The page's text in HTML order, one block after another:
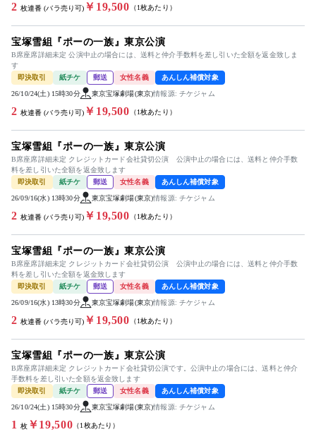
2 枚連番 (バラ売り可) ￥19,500 （1枚あたり）
宝塚雪組『ポーの一族』東京公演
B席座席詳細未定 公演中止の場合には、送料と仲介手数料を差し引いた全額を返金致しま
す
即決取引
紙チケ 郵送 女性名義 あんしん補償対象
26/10/24(土) 15時30分 東京宝塚劇場(東京)情報源: チケジャム
2 枚連番 (バラ売り可) ￥19,500 （1枚あたり）
宝塚雪組『ポーの一族』東京公演
B席座席詳細未定 クレジットカード会社貸切公演 公演中止の場合には、送料と仲介手数
料を差し引いた全額を返金致します
即決取引
紙チケ 郵送 女性名義 あんしん補償対象
26/09/16(水) 13時30分 東京宝塚劇場(東京)情報源: チケジャム
2 枚連番 (バラ売り可) ￥19,500 （1枚あたり）
宝塚雪組『ポーの一族』東京公演
B席座席詳細未定 クレジットカード会社貸切公演 公演中止の場合には、送料と仲介手数
料を差し引いた全額を返金致します
即決取引
紙チケ 郵送 女性名義 あんしん補償対象
26/09/16(水) 13時30分 東京宝塚劇場(東京)情報源: チケジャム
2 枚連番 (バラ売り可) ￥19,500 （1枚あたり）
宝塚雪組『ポーの一族』東京公演
B席座席詳細未定 クレジットカード会社貸切公演です。公演中止の場合には、送料と仲介
手数料を差し引いた全額を返金致します
即決取引
紙チケ 郵送 女性名義 あんしん補償対象
26/10/24(土) 15時30分 東京宝塚劇場(東京)情報源: チケジャム
1 枚￥19,500 （1枚あたり）